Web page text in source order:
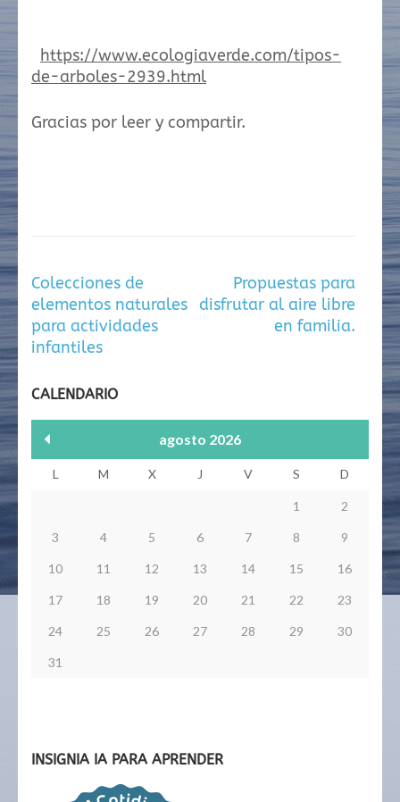
https://www.ecologiaverde.com/tipos-
de-arboles-2939.html
Gracias por leer y compartir.
Navegación
de
entradas
Colecciones de
elementos naturales
para actividades
infantiles
Propuestas para
disfrutar al aire libre
en familia.
CALENDARIO
agosto 2026
L M X J V S D
1 2
3 4 5 6 7 8 9
10 11 12 13 14 15 16
17 18 19 20 21 22 23
24 25 26 27 28 29 30
31
INSIGNIA IA PARA APRENDER